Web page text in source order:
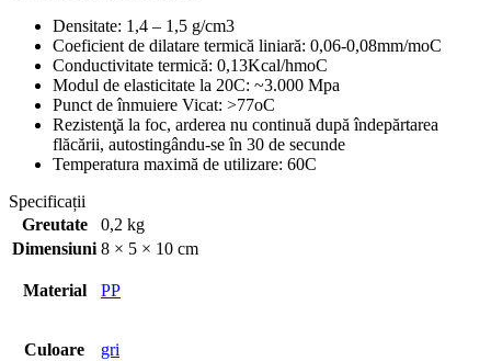
Densitate: 1,4 – 1,5 g/cm3
Coeficient de dilatare termică liniară: 0,06-0,08mm/moC
Conductivitate termică: 0,13Kcal/hmoC
Modul de elasticitate la 20C: ~3.000 Mpa
Punct de înmuiere Vicat: >77oC
Rezistenţă la foc, arderea nu continuă după îndepărtarea
flăcării, autostingându-se în 30 de secunde
Temperatura maximă de utilizare: 60C
Specificații
Greutate
0,2 kg
Dimensiuni 8 × 5 × 10 cm
Material PP
Culoare gri